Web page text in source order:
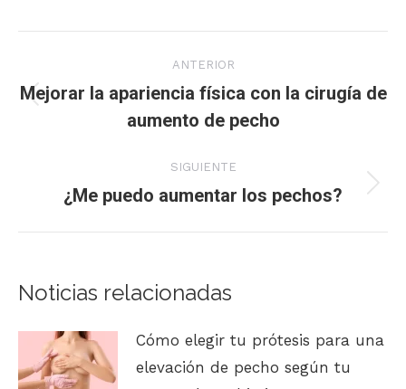
entre
publicaciones
ANTERIOR
anterior:
Mejorar la apariencia física con la cirugía de
aumento de pecho
SIGUIENTE
Publicación
¿Me puedo aumentar los pechos?
Noticias relacionadas
Cómo elegir tu prótesis para una
elevación de pecho según tu